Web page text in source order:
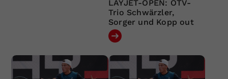
LAYJET-OPEN: ÖTV-
Trio Schwärzler,
Sorger und Kopp out